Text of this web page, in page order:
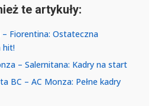
te artykuły:
– Fiorentina: Ostateczna
hit!
– Salernitana: Kadry na start
BC – AC Monza: Pełne kadry